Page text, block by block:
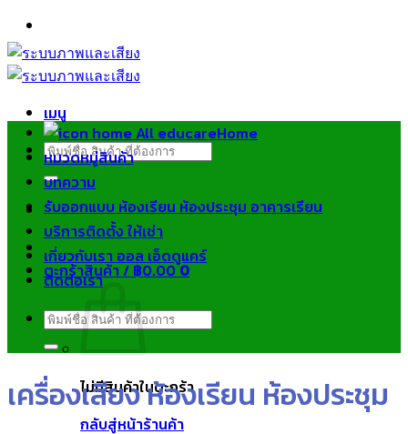
ข้าม
ไป
ยัง
เมนู
ค้นหา:
ตะกร้าสินค้า /฿0.000
ไม่มีสินค้าในตะกร้า
กลับสู่หน้าร้านค้า
Home
หมวดหมู่สินค้า
บทความ
รับออกแบบ ห้องเรียน ห้องประชุม อาคารเรียน
บริการติดตั้ง ให้เช่า
เกี่ยวกับเรา ออล เอ็ดดูแคร์
ติดต่อเรา
ค้นหา:
เครื่องเสียง ห้องเรียน ห้องประชุม